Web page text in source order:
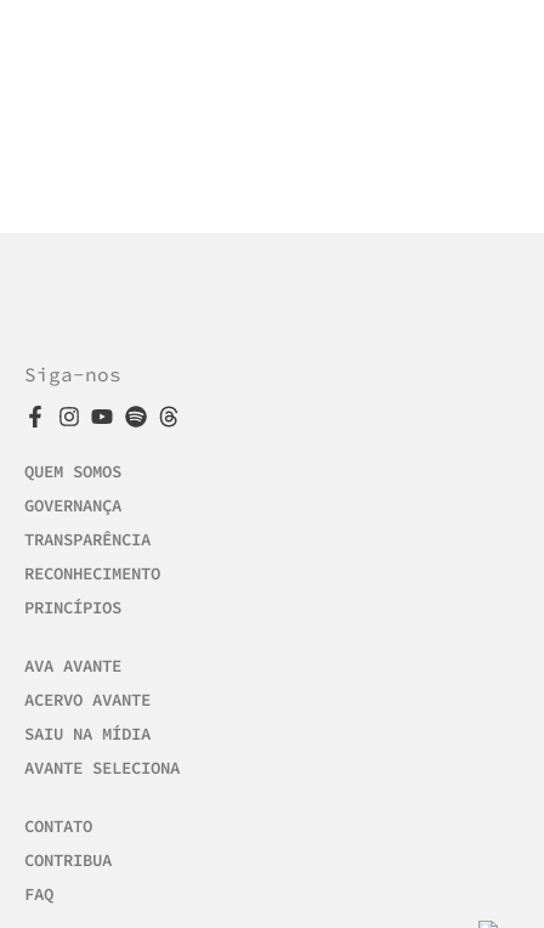
Siga-nos
QUEM SOMOS
GOVERNANÇA
TRANSPARÊNCIA
RECONHECIMENTO
PRINCÍPIOS
AVA AVANTE
ACERVO AVANTE
SAIU NA MÍDIA
AVANTE SELECIONA
CONTATO
CONTRIBUA
FAQ